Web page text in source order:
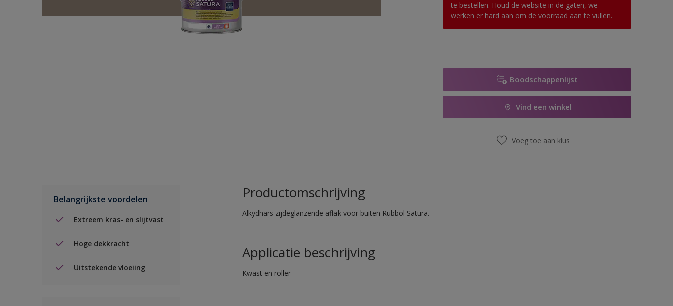
te bestellen. Houd de website in de gaten, we
werken er hard aan om de voorraad aan te vullen.
Boodschappenlijst
Vind een winkel
Voeg toe aan klus
Belangrijkste voordelen
Extreem kras- en slijtvast
Hoge dekkracht
Uitstekende vloeiing
Productomschrijving
Alkydhars zijdeglanzende aflak voor buiten Rubbol Satura.
Applicatie beschrijving
Kwast en roller